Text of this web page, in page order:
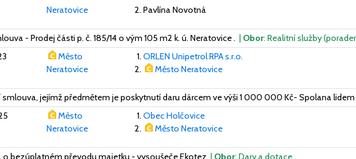
Neratovice
Pavlína Novotná
- Prodej části p. č. 185/14 o vým 105 m2 k. ú. Neratovice . | Obor: Realitní služby
Město
Neratovice
ORLEN Unipetrol RPA s.r.o.
Město Neratovice
smlouva, jejímž předmětem je poskytnutí daru dárcem ve výši 1 000 000 Kč- Spolana lidem
Město
Neratovice
Obec Holčovice
Město Neratovice
o bezúplatném převodu majetku - vysoušeče Ekotez | Obor: Dary a dotace